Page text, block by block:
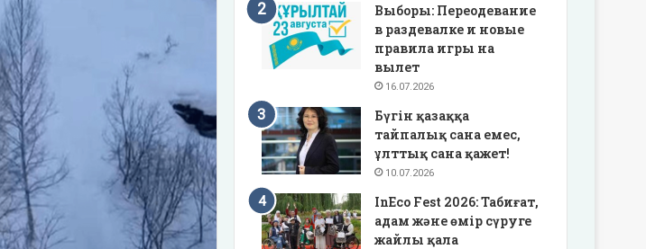
Выборы: Переодевание
в раздевалке и новые
правила игры на
вылет
16.07.2026
Бүгін қазаққа
тайпалық сана емес,
ұлттық сана қажет!
10.07.2026
InEco Fest 2026: Табиғат,
адам және өмір сүруге
жайлы қала